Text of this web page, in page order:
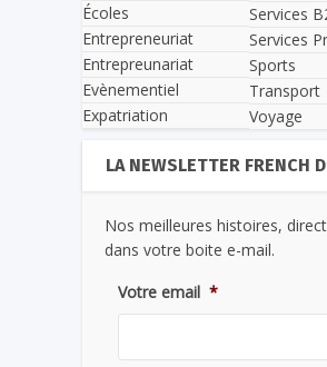
Écoles
Entrepreneuriat
Entrepreunariat
Evènementiel
Expatriation
Services
Services
Sports
Transport
Voyage
LA NEWSLETTER FRENCH
Nos meilleures histoires,
dans votre boite e-mail.
Votre email *